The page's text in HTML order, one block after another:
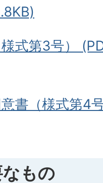
式第3号）
書（様式第4
もの